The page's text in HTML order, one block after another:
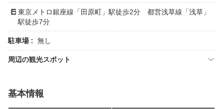
東京メトロ銀座線「田原町」駅徒歩2分 都営浅草線「浅草」
駅徒歩7分
駐車場 : 無し
周辺の観光スポット
基本情報